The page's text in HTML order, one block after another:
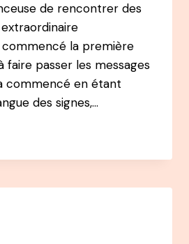
de rencontrer des
commencé la première
faire passer les messages
commencé en étant
des signes,…